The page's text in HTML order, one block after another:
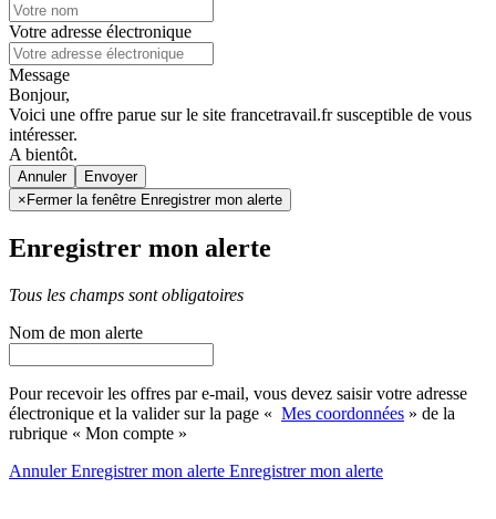
Votre adresse électronique
Message
Bonjour,
Voici une offre parue sur le site francetravail.fr susceptible de vous
intéresser.
A bientôt.
Annuler
× Fermer la fenêtre Enregistrer mon alerte
Enregistrer mon alerte
Tous les champs sont obligatoires
Nom de mon alerte
Pour recevoir les offres par e-mail, vous devez saisir votre adresse
électronique et la valider sur la page « Mes coordonnées » de la
rubrique « Mon compte »
AnnulerEnregistrer mon alerte Enregistrermon alerte